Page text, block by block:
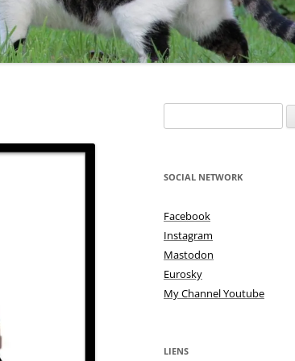
OF BASS
LA GAMME BLUES
DEMI-TON TON & TON TON
MAL AQUIS HARASSE!
TRICOTISM OU UNE HISTOIRE DE
DO YOU KNOW WHERE ONE IS ?
TU VIENS MA PUCE
SOCIAL NETWORK
Facebook
Instagram
Mastodon
Eurosky
My Channel Youtube
LIENS